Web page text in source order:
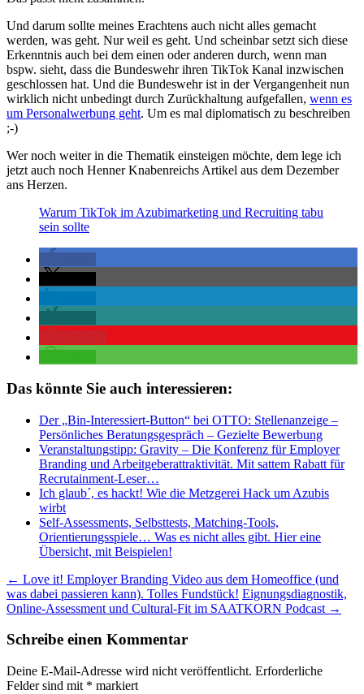
Und darum sollte meines Erachtens auch nicht alles gemacht
werden, was geht. Nur weil es geht. Und scheinbar setzt sich diese
Erkenntnis auch bei dem einen oder anderen durch, wenn man
bspw. sieht, dass die Bundeswehr ihren TikTok Kanal inzwischen
geschlossen hat. Und die Bundeswehr ist in der Vergangenheit nun
wirklich nicht unbedingt durch Zurückhaltung aufgefallen, wenn es
um Personalwerbung geht. Um es mal diplomatisch zu beschreiben
;-)
Wer noch weiter in die Thematik einsteigen möchte, dem lege ich
jetzt auch noch Henner Knabenreichs Artikel aus dem Dezember
ans Herzen.
Warum TikTok im Azubimarketing und Recruiting tabu
sein sollte
Das könnte Sie auch interessieren:
Der „Bin-Interessiert-Button“ bei OTTO: Stellenanzeige –
Persönliches Beratungsgespräch – Gezielte Bewerbung
Veranstaltungstipp: Gravity – Die Konferenz für Employer
Branding und Arbeitgeberattraktivität. Mit sattem Rabatt für
Recrutainment-Leser…
Ich glaub´, es hackt! Wie die Metzgerei Hack um Azubis
wirbt
Self-Assessments, Selbsttests, Matching-Tools,
Orientierungsspiele… Was es nicht alles gibt. Hier eine
Übersicht, mit Beispielen!
Beitragsnavigation
← Love it! Employer Branding Video aus dem Homeoffice (und
was dabei passieren kann). Tolles Fundstück! Eignungsdiagnostik,
Online-Assessment und Cultural-Fit im SAATKORN Podcast →
Schreibe einen Kommentar
Deine E-Mail-Adresse wird nicht veröffentlicht. Erforderliche
Felder sind mit * markiert